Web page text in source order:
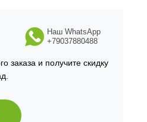
заказа и получите скидку
Наш WhatsApp
+79037880488